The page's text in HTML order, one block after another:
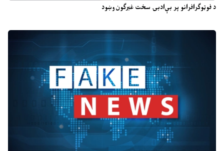
د فوټوګرافرانو پر بې‌ادبۍ سخت غبرګون وښود